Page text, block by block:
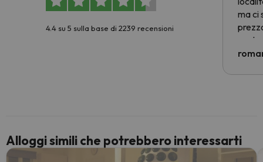
4.4 su 5 sulla base di 2239 recensioni
ma ci
Alloggi simili che potrebbero interessarti